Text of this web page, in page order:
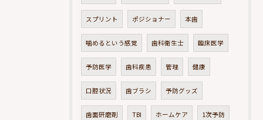
スプリント ポジショナー 本歯
噛めるという感覚 歯科衛生士 臨床医学
予防医学 歯科疾患 管理 健康
口腔状況 歯ブラシ 予防グッズ
歯面研磨剤 TBI ホームケア 1次予防